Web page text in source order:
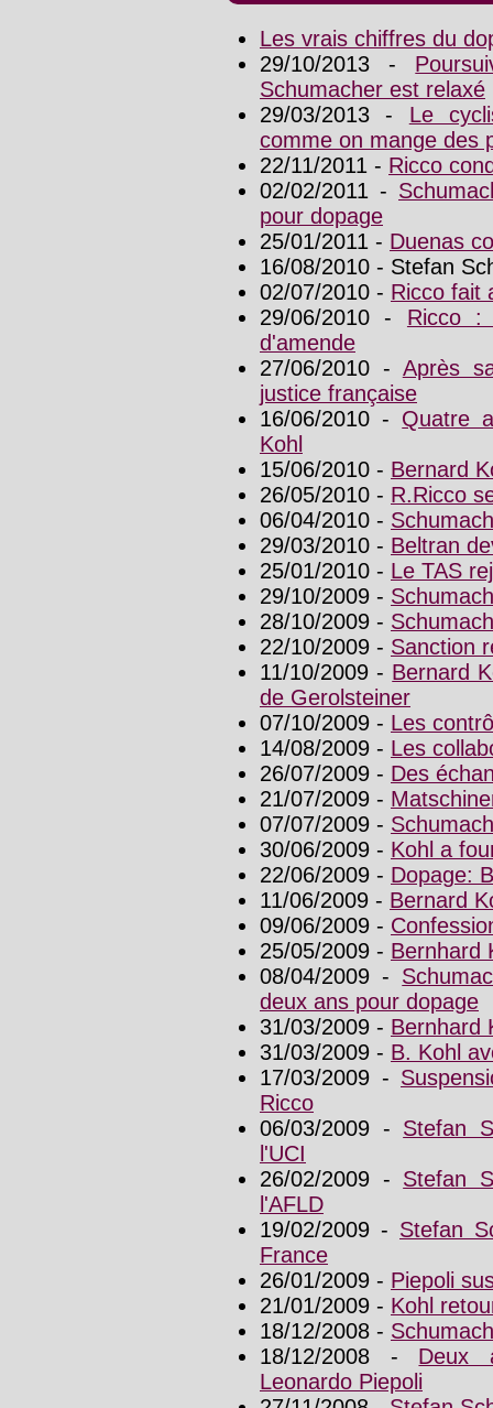
Les vrais chiffres du
29/10/2013 -
Schumacher est relaxé
29/03/2013 - Le
comme on mange des
22/11/2011 - Ricco
02/02/2011 -
pour dopage
25/01/2011 - Duenas
16/08/2010 - Stefan
02/07/2010 - Ricco fait
29/06/2010 - Ricco
d'amende
27/06/2010 - Après
justice française
16/06/2010 - Quatre
Kohl
15/06/2010 - Bernard
26/05/2010 - R.Ricco
06/04/2010 -
29/03/2010 - Beltran
25/01/2010 - Le TAS
29/10/2009 -
28/10/2009 -
22/10/2009 - Sanction
11/10/2009 - Bernard
de Gerolsteiner
07/10/2009 - Les
14/08/2009 - Les
26/07/2009 - Des
21/07/2009 -
07/07/2009 -
30/06/2009 - Kohl a
22/06/2009 - Dopage:
11/06/2009 - Bernard
09/06/2009 -
25/05/2009 - Bernhard
08/04/2009 -
deux ans pour dopage
31/03/2009 - Bernhard
31/03/2009 - B. Kohl
17/03/2009 -
Ricco
06/03/2009 - Stefan
l'UCI
26/02/2009 - Stefan
l'AFLD
19/02/2009 - Stefan
France
26/01/2009 - Piepoli
21/01/2009 - Kohl
18/12/2008 -
18/12/2008 - Deux
Leonardo Piepoli